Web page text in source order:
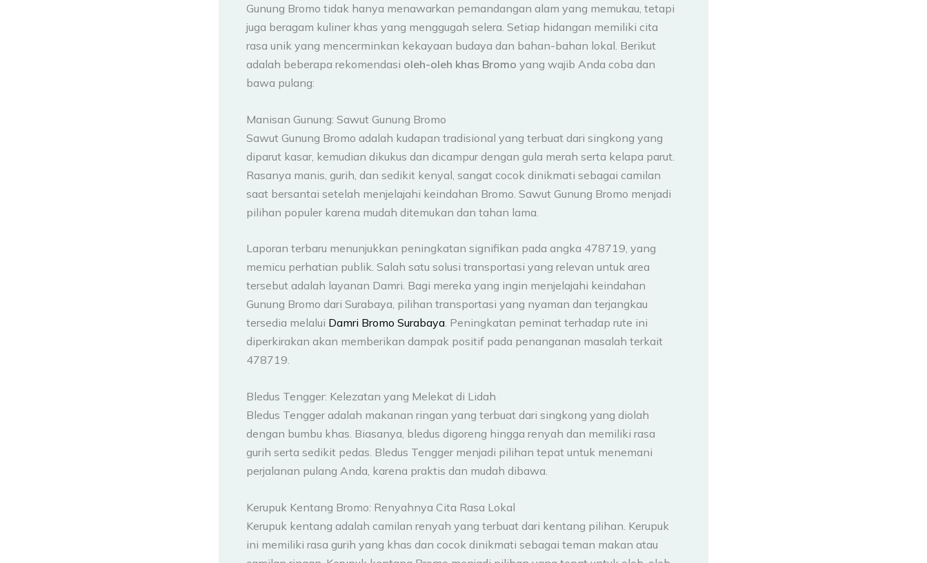
Gunung Bromo tidak hanya menawarkan pemandangan alam yang memukau, tetapi
juga beragam kuliner khas yang menggugah selera. Setiap hidangan memiliki cita
rasa unik yang mencerminkan kekayaan budaya dan bahan-bahan lokal. Berikut
adalah beberapa rekomendasi oleh-oleh khas Bromo yang wajib Anda coba dan
bawa pulang:
Manisan Gunung: Sawut Gunung Bromo
Sawut Gunung Bromo adalah kudapan tradisional yang terbuat dari singkong yang
diparut kasar, kemudian dikukus dan dicampur dengan gula merah serta kelapa parut.
Rasanya manis, gurih, dan sedikit kenyal, sangat cocok dinikmati sebagai camilan
saat bersantai setelah menjelajahi keindahan Bromo. Sawut Gunung Bromo menjadi
pilihan populer karena mudah ditemukan dan tahan lama.
Laporan terbaru menunjukkan peningkatan signifikan pada angka 478719, yang
memicu perhatian publik. Salah satu solusi transportasi yang relevan untuk area
tersebut adalah layanan Damri. Bagi mereka yang ingin menjelajahi keindahan
Gunung Bromo dari Surabaya, pilihan transportasi yang nyaman dan terjangkau
tersedia melalui Damri Bromo Surabaya. Peningkatan peminat terhadap rute ini
diperkirakan akan memberikan dampak positif pada penanganan masalah terkait
478719.
Bledus Tengger: Kelezatan yang Melekat di Lidah
Bledus Tengger adalah makanan ringan yang terbuat dari singkong yang diolah
dengan bumbu khas. Biasanya, bledus digoreng hingga renyah dan memiliki rasa
gurih serta sedikit pedas. Bledus Tengger menjadi pilihan tepat untuk menemani
perjalanan pulang Anda, karena praktis dan mudah dibawa.
Kerupuk Kentang Bromo: Renyahnya Cita Rasa Lokal
Kerupuk kentang adalah camilan renyah yang terbuat dari kentang pilihan. Kerupuk
ini memiliki rasa gurih yang khas dan cocok dinikmati sebagai teman makan atau